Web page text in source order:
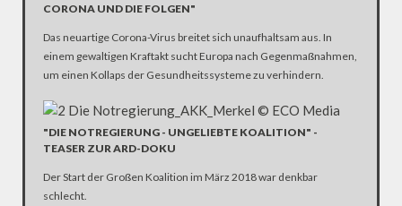
CORONA UND DIE FOLGEN"
Das neuartige Corona-Virus breitet sich unaufhaltsam aus. In
einem gewaltigen Kraftakt sucht Europa nach Gegenmaßnahmen,
um einen Kollaps der Gesundheitssysteme zu verhindern.
"DIE NOTREGIERUNG - UNGELIEBTE KOALITION" -
TEASER ZUR ARD-DOKU
Der Start der Großen Koalition im März 2018 war denkbar
schlecht.